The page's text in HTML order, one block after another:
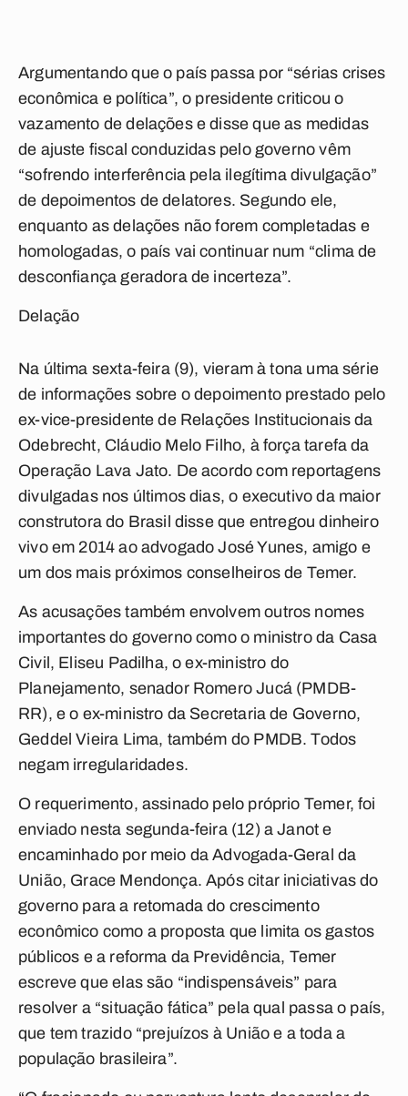
Argumentando que o país passa por “sérias crises
econômica e política”, o presidente criticou o
vazamento de delações e disse que as medidas
de ajuste fiscal conduzidas pelo governo vêm
“sofrendo interferência pela ilegítima divulgação”
de depoimentos de delatores. Segundo ele,
enquanto as delações não forem completadas e
homologadas, o país vai continuar num “clima de
desconfiança geradora de incerteza”.
Delação
Na última sexta-feira (9), vieram à tona uma série
de informações sobre o depoimento prestado pelo
ex-vice-presidente de Relações Institucionais da
Odebrecht, Cláudio Melo Filho, à força tarefa da
Operação Lava Jato. De acordo com reportagens
divulgadas nos últimos dias, o executivo da maior
construtora do Brasil disse que entregou dinheiro
vivo em 2014 ao advogado José Yunes, amigo e
um dos mais próximos conselheiros de Temer.
As acusações também envolvem outros nomes
importantes do governo como o ministro da Casa
Civil, Eliseu Padilha, o ex-ministro do
Planejamento, senador Romero Jucá (PMDB-
RR), e o ex-ministro da Secretaria de Governo,
Geddel Vieira Lima, também do PMDB. Todos
negam irregularidades.
O requerimento, assinado pelo próprio Temer, foi
enviado nesta segunda-feira (12) a Janot e
encaminhado por meio da Advogada-Geral da
União, Grace Mendonça. Após citar iniciativas do
governo para a retomada do crescimento
econômico como a proposta que limita os gastos
públicos e a reforma da Previdência, Temer
escreve que elas são “indispensáveis” para
resolver a “situação fática” pela qual passa o país,
que tem trazido “prejuízos à União e a toda a
população brasileira”.